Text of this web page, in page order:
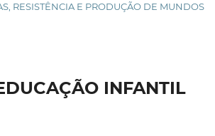
RESISTÊNCIA E PRODUÇÃO DE MUNDOS
INFANTIL